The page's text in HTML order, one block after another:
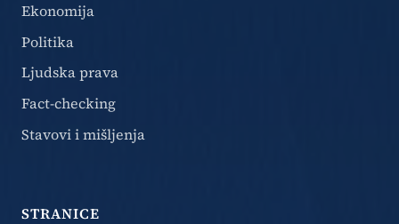
Ekonomija
Politika
Ljudska prava
Fact-checking
Stavovi i mišljenja
STRANICE